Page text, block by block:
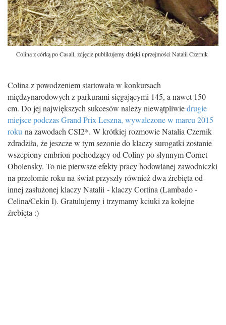
Colina z córką po Casall, zdjęcie publikujemy dzięki uprzejmości Natalii Czernik
Colina z powodzeniem startowała w konkursach
międzynarodowych z parkurami sięgającymi 145, a nawet 150
cm. Do jej największych sukcesów należy niewątpliwiedrugie
miejsce podczas Grand Prix Leszna, wywalczone w marcu 2015
roku na zawodach CSI2*. W krótkiej rozmowie Natalia Czernik
zdradziła, że jeszcze w tym sezonie do klaczy surogatki zostanie
wszepiony embrion pochodzący od Coliny po słynnym Cornet
Obolensky. To nie pierwsze efekty pracy hodowlanej zawodniczki
na przełomie roku na świat przyszły również dwa źrebięta od
innej zasłużonej klaczy Natalii - klaczy Cortina (Lambado -
Celina/Cekin I). Gratulujemy i trzymamy kciuki za kolejne
źrebięta :)